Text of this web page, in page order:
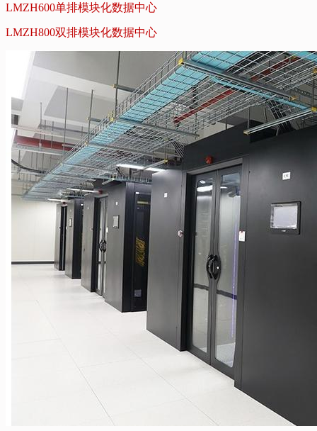
LMZH600单排模块化数据中心
LMZH800双排模块化数据中心